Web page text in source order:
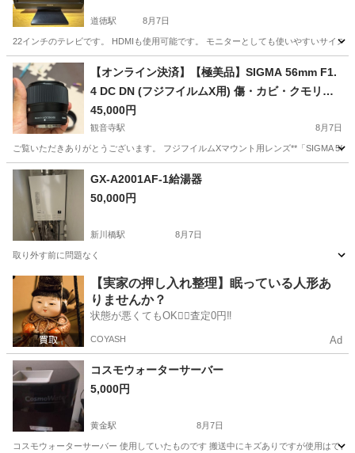
道徳駅 8月7日
22インチのテレビです。 HDMIも使用可能です。 モニターとしても使いやすいサイズ
愛知 名古屋市 道徳駅 テレビ 22インチ
【オンライン決済】【極美品】SIGMA 56mm F1.
4 DC DN (フジフイルムX用) 傷・カビ・クモリな
し
45,000円
観音寺駅 8月7日
ご覧いただきありがとうございます。 フジフイルムXマウント用レンズ**「SIGMA
愛知 一宮市 カメラ
GX-A2001AF-1給湯器
50,000円
新川橋駅 8月7日
取り外す前に問題なく
愛知 名古屋市 新川橋駅 季節、空調家電
【実家の押し入れ整理】眠っている人形あ
りませんか？
状態が悪くてもOK🙆‍♀️査定0円‼️
COYASH Ad
コスモウォーターサーバー
5,000円
黄金駅 8月7日
コスモウォーターサーバー 使用していたものです 搬送中にキズありですが使用はでき